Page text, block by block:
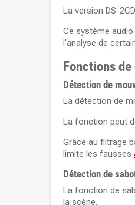
La version DS-
Ce système
l’analyse de
Fonctions
Détection de
La détection de
La fonction peut
Grâce au filtrage
limite les fausses
Détection de
La fonction de
la scène.